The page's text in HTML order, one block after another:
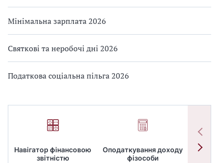
Мінімальна зарплата 2026
Святкові та неробочі дні 2026
Податкова соціальна пільга 2026
Навігатор фінансовою
звітністю
Оподаткування доходу
фізособи